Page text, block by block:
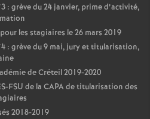
: grève du 24 janvier, prime d’activité,
les stagiaires le 26 mars 2019
: grève du 9 mai, jury et titularisation,
de Créteil 2019-2020
-FSU de la CAPAde titularisation des
2018-2019